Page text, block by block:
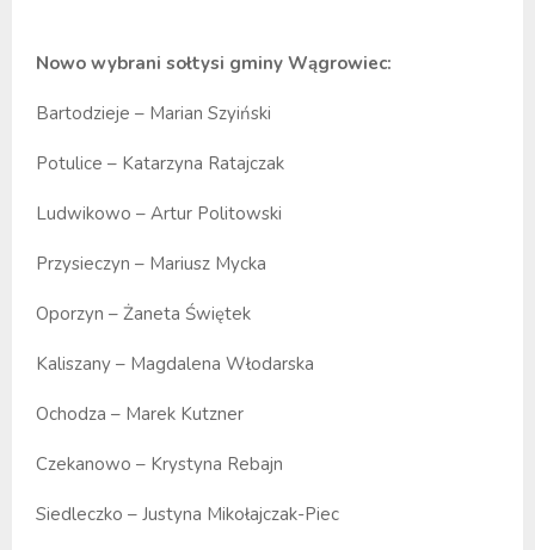
Nowo wybrani sołtysi gminy Wągrowiec:
Bartodzieje – Marian Szyiński
Potulice – Katarzyna Ratajczak
Ludwikowo – Artur Politowski
Przysieczyn – Mariusz Mycka
Oporzyn – Żaneta Świętek
Kaliszany – Magdalena Włodarska
Ochodza – Marek Kutzner
Czekanowo – Krystyna Rebajn
Siedleczko – Justyna Mikołajczak-Piec